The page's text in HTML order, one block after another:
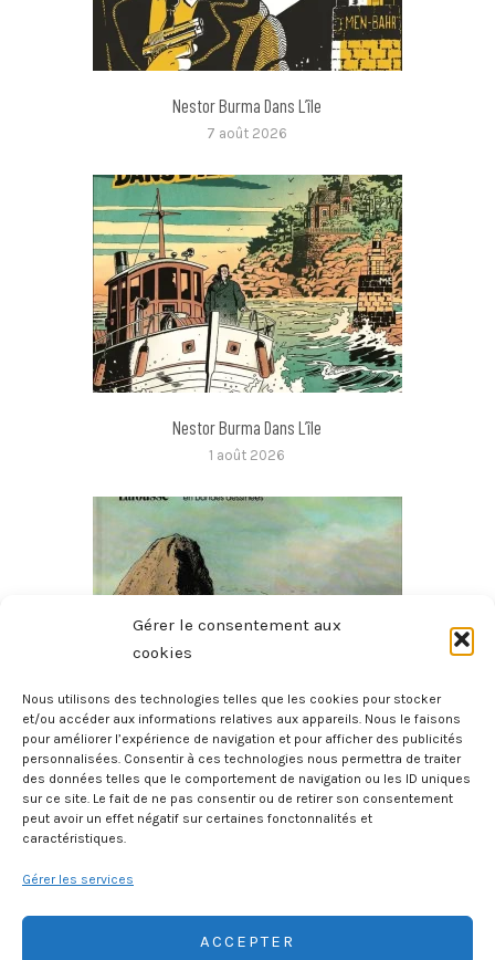
Gérer le consentement aux
cookies
Nous utilisons des technologies telles que les cookies pour stocker
et/ou accéder aux informations relatives aux appareils. Nous le faisons
pour améliorer l’expérience de navigation et pour afficher des publicités
personnalisées. Consentir à ces technologies nous permettra de traiter
des données telles que le comportement de navigation ou les ID uniques
sur ce site. Le fait de ne pas consentir ou de retirer son consentement
peut avoir un effet négatif sur certaines fonctonnalités et
caractéristiques.
Gérer les services
ACCEPTER
Nestor Burma Dans L’île
7 août 2026
Nestor Burma Dans L’île
1 août 2026
Histoire Des Provinces De France – La Bretagne
27 juillet 2026